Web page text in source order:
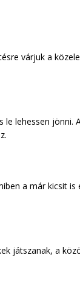
várjuk a
le lehessen
a már kicsit
játszanak, a